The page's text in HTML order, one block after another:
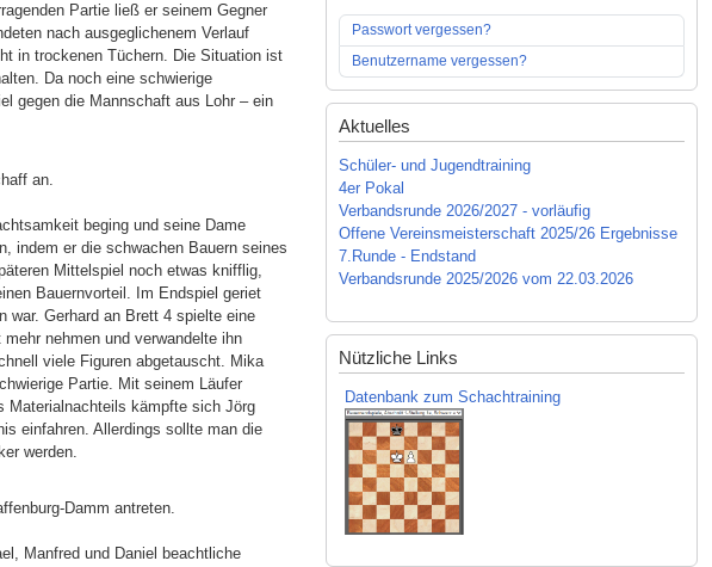
Partie ließ er seinem Gegner
nach ausgeglichenem Verlauf
in trockenen Tüchern. Die Situation ist
Da noch eine schwierige
gegen die Mannschaft aus Lohr – ein
an.
beging und seine Dame
indem er die schwachen Bauern seines
Mittelspiel noch etwas knifflig,
Bauernvorteil. Im Endspiel geriet
war. Gerhard an Brett 4 spielte eine
nehmen und verwandelte ihn
viele Figuren abgetauscht. Mika
Partie. Mit seinem Läufer
Materialnachteils kämpfte sich Jörg
einfahren. Allerdings sollte man die
werden.
Damm antreten.
Manfred und Daniel beachtliche
Passwort vergessen?
Benutzername vergessen?
Aktuelles
Schüler- und Jugendtraining
4er Pokal
Verbandsrunde 2026/2027 - vorläufig
Offene Vereinsmeisterschaft 2025/26 Ergebnisse
7.Runde - Endstand
Verbandsrunde 2025/2026 vom 22.03.2026
Nützliche Links
Datenbank zum Schachtraining